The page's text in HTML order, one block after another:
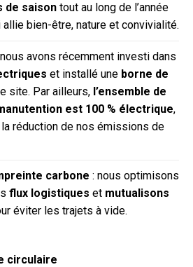
de saison tout au long de l’année
bien-être, nature et convivialité.
avons récemment investi dans
et installé une borne de
site. Par ailleurs, l’ensemble de
est 100 % électrique,
réduction de nos émissions de
carbone : nous optimisons
flux logistiques et mutualisons
éviter les trajets à vide.
circulaire